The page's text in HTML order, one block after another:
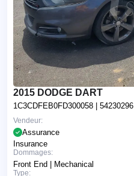
2015 DODGE DART
1C3CDFEB0FD300058 | 54230296
Vendeur:
Assurance
Insurance
Dommages:
Front End | Mechanical
Type: